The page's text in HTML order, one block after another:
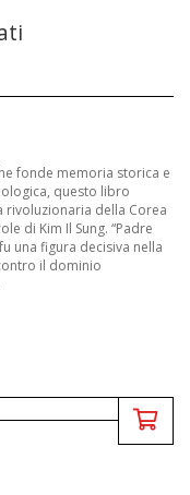
fonde memoria storica e
questo libro
rivoluzionaria della Corea
di Kim Il Sung. “Padre
una figura decisiva nella
il dominio